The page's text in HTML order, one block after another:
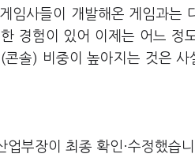
임사들이 개발해온 게임과는
경험이 있어 이제는 어느 정
솔) 비중이 높아지는 것은 사
부장이 최종 확인·수정했습니